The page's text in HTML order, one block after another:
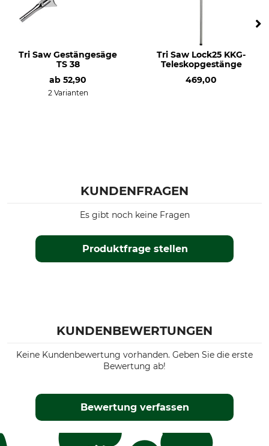
Tri Saw Gestängesäge
TS 38
ab 52,90
2 Varianten
Tri Saw Lock25 KKG-
Teleskopgestänge
469,00
KUNDENFRAGEN
Produktfrage stellen
Es gibt noch keine Fragen
KUNDENBEWERTUNGEN
Keine Kundenbewertung vorhanden. Geben Sie die erste
Bewertung ab!
Bewertung verfassen